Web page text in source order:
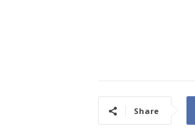
Share